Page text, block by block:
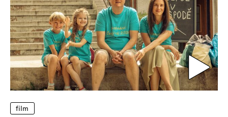
film